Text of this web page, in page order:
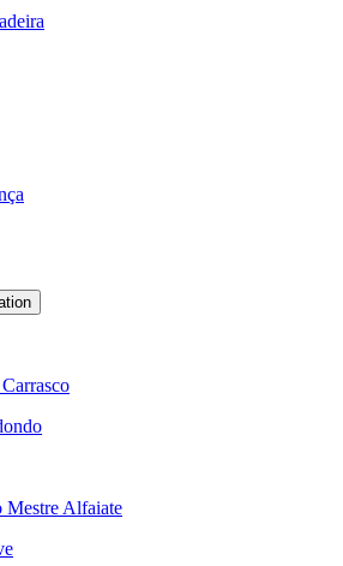
Mestre Alfaiate